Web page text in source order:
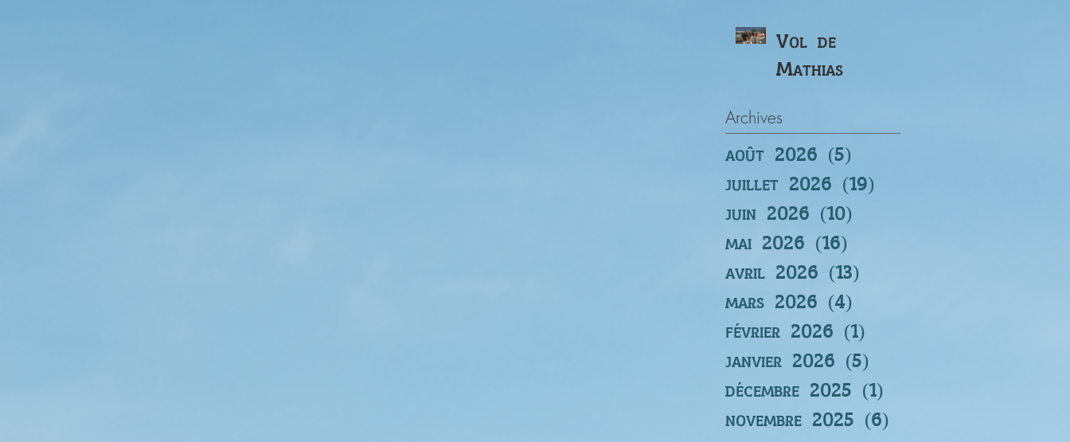
Vol de
Mathias
Archives
août 2026 (5)
juillet 2026 (19)
juin 2026 (10)
mai 2026 (16)
avril 2026 (13)
mars 2026 (4)
février 2026 (1)
janvier 2026 (5)
décembre 2025 (1)
novembre 2025 (6)